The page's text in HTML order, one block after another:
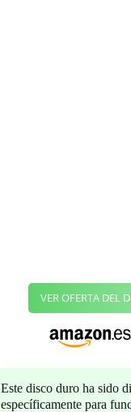
VER OFERTA DEL
Este disco duro ha sido
específicamente para